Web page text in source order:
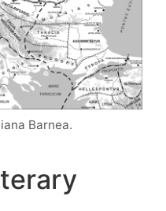
Barnea.